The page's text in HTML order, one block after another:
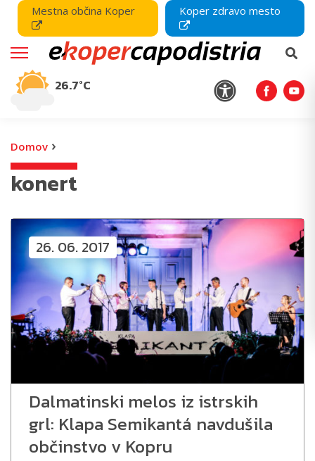
Mestna občina Koper Koper zdravo mesto
26.7°C
Domov ›
konert
26. 06. 2017
Dalmatinski melos iz istrskih
grl: Klapa Semikantá navdušila
občinstvo v Kopru